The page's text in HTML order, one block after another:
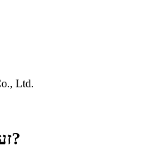
Ltd.
זענען קיין פּראָדוקטן איר ווי?